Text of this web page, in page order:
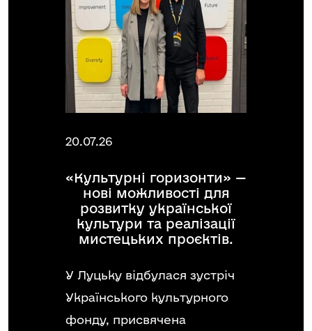
20.07.26
«Культурні горизонти» —
нові можливості для
розвитку української
культури та реалізації
мистецьких проєктів.
У Луцьку відбулася зустріч
Українського культурного
фонду, присвячена